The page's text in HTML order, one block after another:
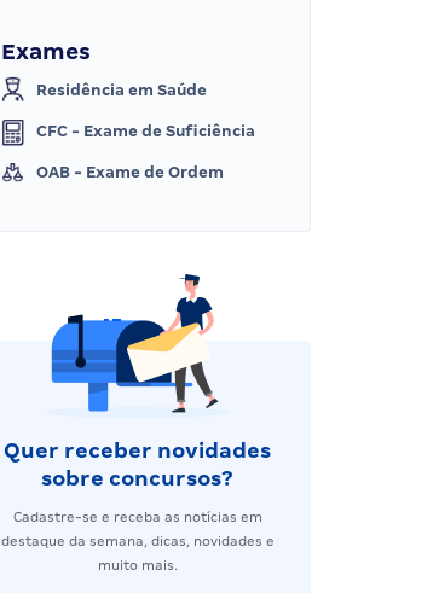
Exames
Residência em Saúde
CFC - Exame de Suficiência
OAB - Exame de Ordem
Quer receber novidades
sobre concursos?
Cadastre-se e receba as notícias em
destaque da semana, dicas, novidades e
muito mais.